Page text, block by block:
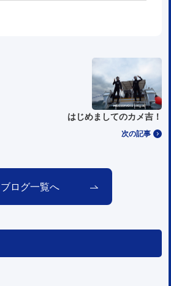
次の記事
はじめましてのカメ吉！
ブログ一覧へ